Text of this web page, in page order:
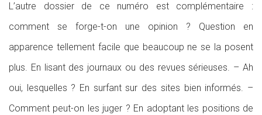
L’autre dossier de ce numéro est complémentaire :
comment se forge-t-on une opinion ? Question en
apparence tellement facile que beaucoup ne se la posent
plus. En lisant des journaux ou des revues sérieuses. – Ah
oui, lesquelles ? En surfant sur des sites bien informés. –
Comment peut-on les juger ? En adoptant les positions de